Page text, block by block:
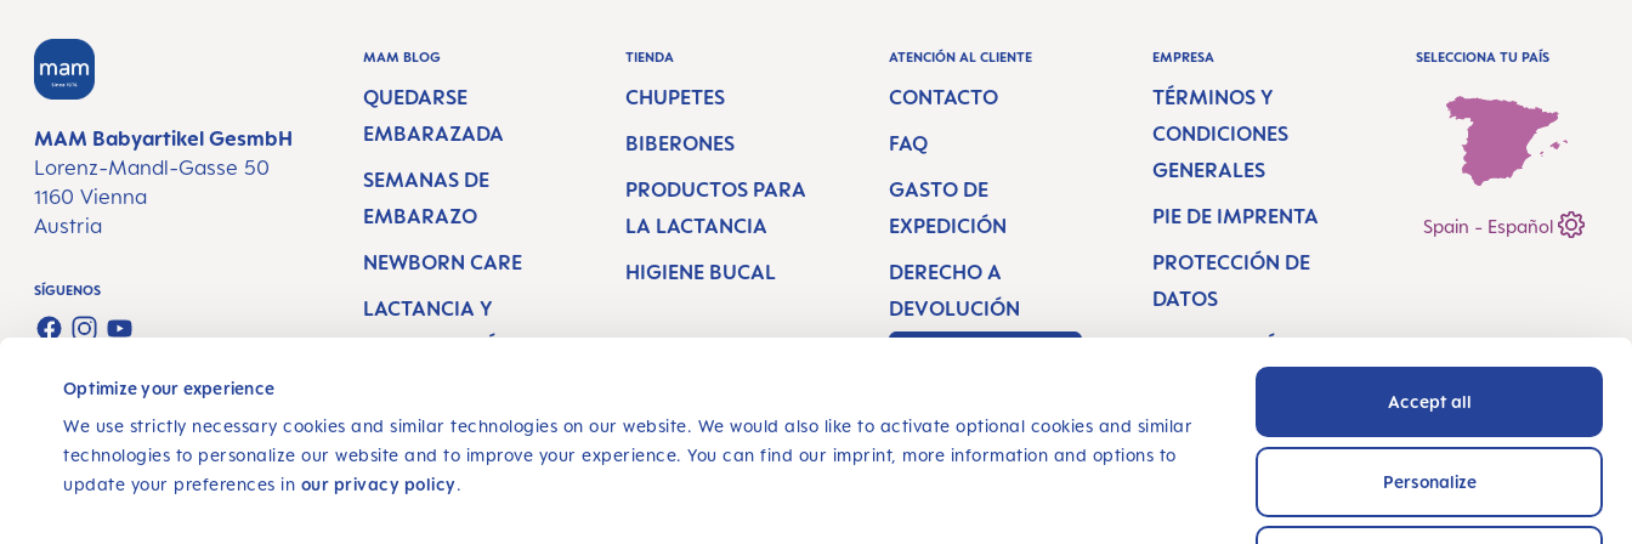
Optimize your experience
We use strictly necessary cookies and similar technologies on our website. We would also like to activate optional cookies and similar
technologies to personalize our website and to improve your experience. You can find our imprint, more information and options to
update your preferences in our privacy policy.
Accept all
Personalize
MAM Babyartikel GesmbH
Lorenz-Mandl-Gasse 50
1160 Vienna
Austria
SÍGUENOS
FACEBOOK
INSTAGRAM
YOUTUBE
MAM BLOG
QUEDARSE
EMBARAZADA
SEMANAS DE
EMBARAZO
NEWBORN CARE
LACTANCIA Y
ALIMENTACIÓN
TIENDA
CHUPETES
BIBERONES
PRODUCTOS PARA
LA LACTANCIA
HIGIENE BUCAL
ATENCIÓN AL CLIENTE
CONTACTO
FAQ
GASTO DE
EXPEDICIÓN
DERECHO A
DEVOLUCIÓN
EMPRESA
TÉRMINOS Y
CONDICIONES
GENERALES
PIE DE IMPRENTA
PROTECCIÓN DE
DATOS
DECLARACIÓN DE
ACCESIBILIDAD
LOCALIZADOR DE
TIENDAS
INNOVA CON
SELECCIONA TU PAÍS
Spain - Español